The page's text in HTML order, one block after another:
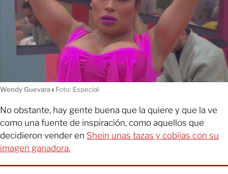
Wendy Guevaraı Foto: Especial
No obstante, hay gente buena que la quiere y que la ve
como una fuente de inspiración, como aquellos que
decidieron vender en Shein unas tazas y cobijas con su
imagen ganadora.